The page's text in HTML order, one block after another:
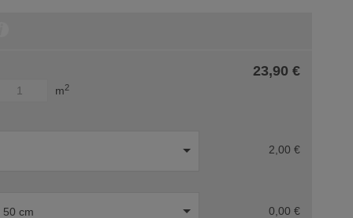
m2
23,90 €
2,00 €
50 cm 0,00 €